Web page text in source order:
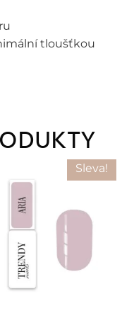
tloušťkou
Sleva!